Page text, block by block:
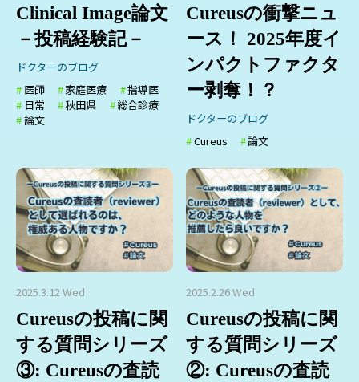
Clinical Image論文
－投稿経験記－
ドクターのブログ
医師
家庭医療
指導医
日常
秋田県
総合診療
論文
Cureusの衝撃ニュ
ース！ 2025年度イ
ンパクトファクタ
ー剥奪！？
ドクターのブログ
Cureus
論文
2025.3.12 Wed
Cureusの投稿に関
する質問シリーズ
③: Cureusの査読
2025.2.26 Wed
Cureusの投稿に関
する質問シリーズ
②: Cureusの査読